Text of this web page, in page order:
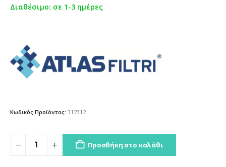
Διαθέσιμο: σε 1-3 ημέρες
Κωδικός Προϊόντος: 312312
Προσθήκη στο καλάθι